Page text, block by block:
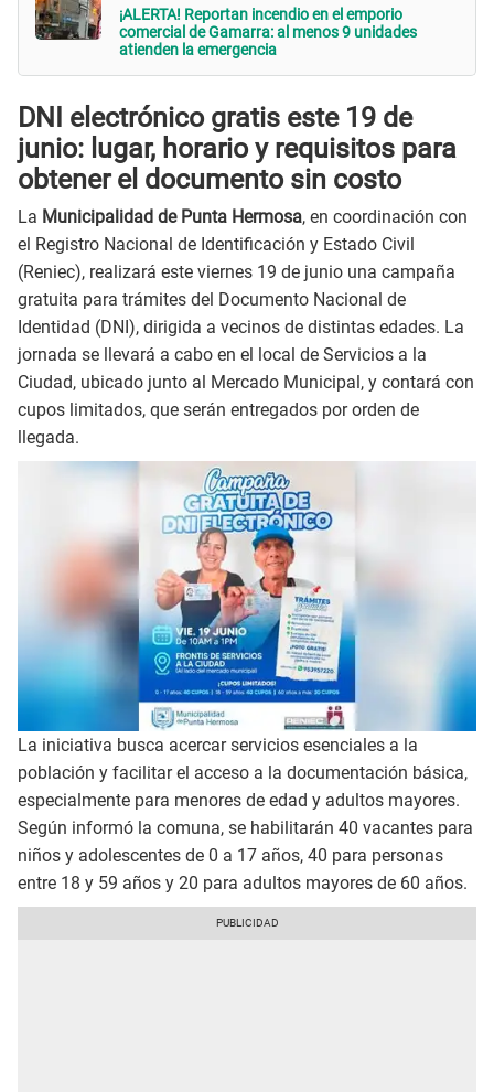
¡ALERTA! Reportan incendio en el emporio
comercial de Gamarra: al menos 9 unidades
atienden la emergencia
DNI electrónico gratis este 19 de
junio: lugar, horario y requisitos para
obtener el documento sin costo
La Municipalidad de Punta Hermosa, en coordinación con
el Registro Nacional de Identificación y Estado Civil
(Reniec), realizará este viernes 19 de junio una campaña
gratuita para trámites del Documento Nacional de
Identidad (DNI), dirigida a vecinos de distintas edades. La
jornada se llevará a cabo en el local de Servicios a la
Ciudad, ubicado junto al Mercado Municipal, y contará con
cupos limitados, que serán entregados por orden de
llegada.
La iniciativa busca acercar servicios esenciales a la
población y facilitar el acceso a la documentación básica,
especialmente para menores de edad y adultos mayores.
Según informó la comuna, se habilitarán 40 vacantes para
niños y adolescentes de 0 a 17 años, 40 para personas
entre 18 y 59 años y 20 para adultos mayores de 60 años.